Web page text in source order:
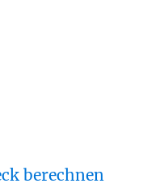
berechnen